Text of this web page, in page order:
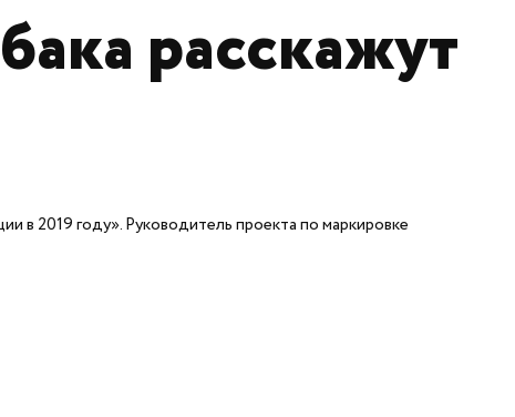
расскажут
в 2019 году». Руководитель проекта по маркировке